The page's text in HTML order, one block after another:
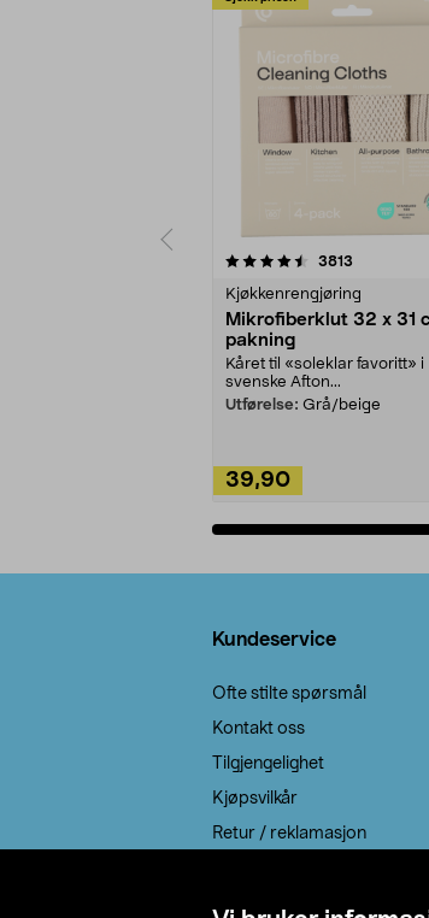
3813
Kjøkkenrengjøring
Mikrofiberklut 32 x 31
pakning
Kåret til «soleklar favoritt» i
svenske Afton...
Utførelse: Grå/beige
39,90
4.5av 5 stjerner
Kundeservice
Ofte stilte spørsmål
Kontakt oss
Tilgjengelighet
Kjøpsvilkår
Retur / reklamasjon